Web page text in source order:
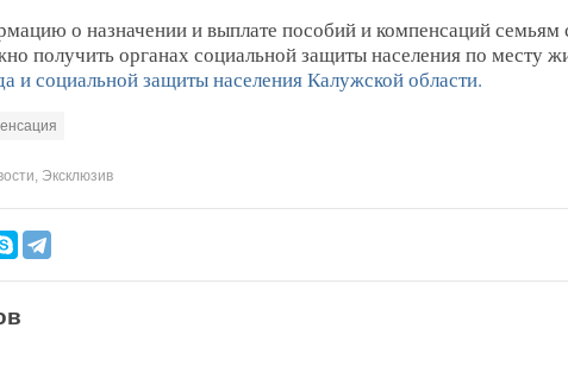
о назначении и выплате пособий и компенсаций
получить органах социальной защиты населения по месту
и социальной защиты населения Калужской области.
, Эксклюзив